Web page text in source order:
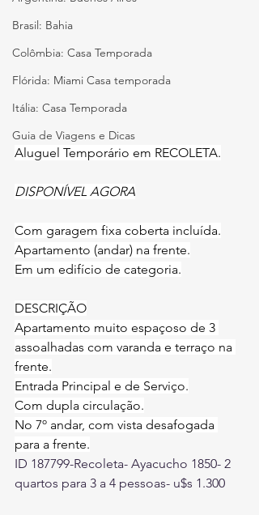
Brasil: Bahia
Colômbia: Casa Temporada
Flórida: Miami Casa temporada
Itália: Casa Temporada
Guia de Viagens e Dicas
Aluguel Temporário em RECOLETA.
DISPONÍVEL AGORA
Com garagem fixa coberta incluída.
Apartamento (andar) na frente.
Em um edifício de categoria.
DESCRIÇÃO
Apartamento muito espaçoso de 3
assoalhadas com varanda e terraço na
frente.
Entrada Principal e de Serviço.
Com dupla circulação.
No 7º andar, com vista desafogada
para a frente.
ID 187799-Recoleta- Ayacucho 1850- 2
quartos para 3 a 4 pessoas- u$s 1.300